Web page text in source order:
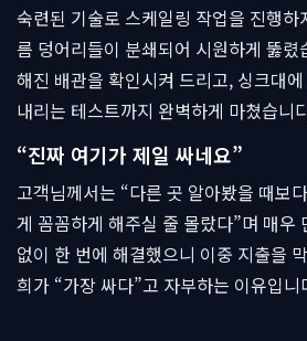
숙련된 기술로 스케일링 작업을 진행하
름 덩어리들이 분쇄되어 시원하게 뚫
해진 배관을 확인시켜 드리고, 싱크대
내리는 테스트까지 완벽하게 마쳤습니
“진짜 여기가 제일 싸네요”
고객님께서는 “다른 곳 알아봤을 때보
게 꼼꼼하게 해주실 줄 몰랐다”며 매우
없이 한 번에 해결했으니 이중 지출을
희가 “가장 싸다”고 자부하는 이유입니